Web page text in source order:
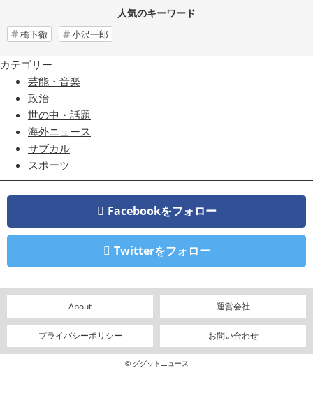
人気のキーワード
橋下徹 小沢一郎
カテゴリー
芸能・音楽
政治
世の中・話題
海外ニュース
サブカル
スポーツ
Facebookをフォロー
Twitterをフォロー
About 運営会社
プライバシーポリシー お問い合わせ
© ググットニュース